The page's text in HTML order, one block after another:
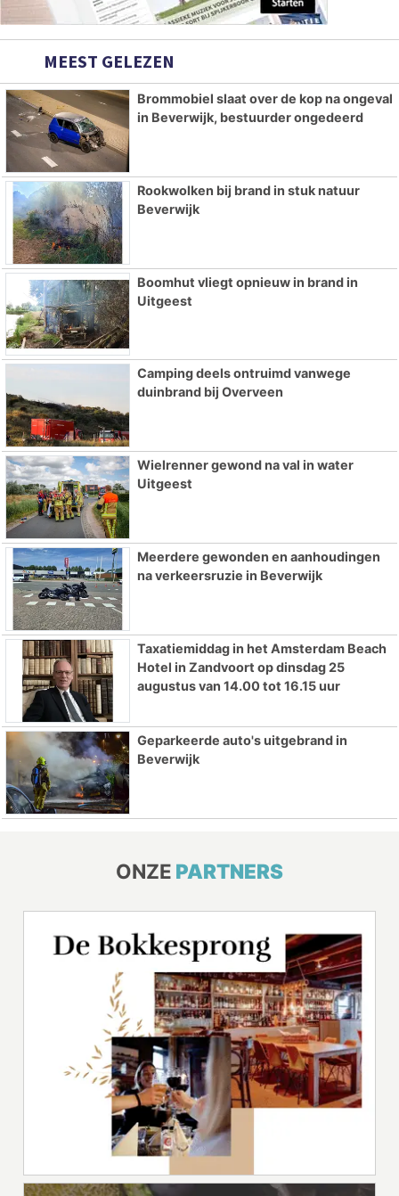
MEEST GELEZEN
Brommobiel slaat over de kop na ongeval
in Beverwijk, bestuurder ongedeerd
Rookwolken bij brand in stuk natuur
Beverwijk
Boomhut vliegt opnieuw in brand in
Uitgeest
Camping deels ontruimd vanwege
duinbrand bij Overveen
Wielrenner gewond na val in water
Uitgeest
Meerdere gewonden en aanhoudingen
na verkeersruzie in Beverwijk
Taxatiemiddag in het Amsterdam Beach
Hotel in Zandvoort op dinsdag 25
augustus van 14.00 tot 16.15 uur
Geparkeerde auto's uitgebrand in
Beverwijk
ONZE PARTNERS